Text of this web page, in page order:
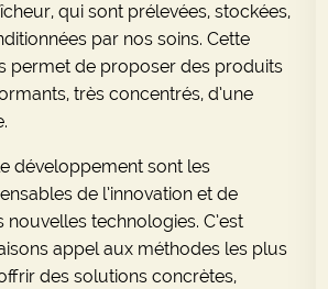
qui sont prélevées, stockées,
par nos soins. Cette
permet de proposer des produits
très concentrés, d’une
développement sont les
de l’innovation et de
nouvelles technologies. C’est
appel aux méthodes les plus
des solutions concrètes,